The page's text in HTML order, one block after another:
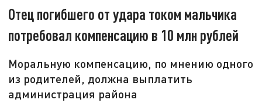
Отец погибшего от удара током мальчика
потребовал компенсацию в 10 млн рублей
Моральную компенсацию, по мнению одного
из родителей, должна выплатить
администрация района